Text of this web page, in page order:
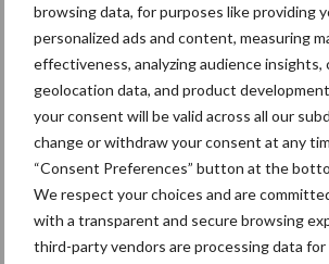
browsing data, for purposes like providing
personalized ads and content, measuring
effectiveness, analyzing audience
geolocation data, and product
your consent will be valid across all our
change or withdraw your consent at any
“Consent Preferences” button at the
We respect your choices and are
with a transparent and secure browsing
third-party vendors are processing data
Primaire
Sidebar
Recent nieuws
6 aug
"Hoge
voor kouters"
Toon meer